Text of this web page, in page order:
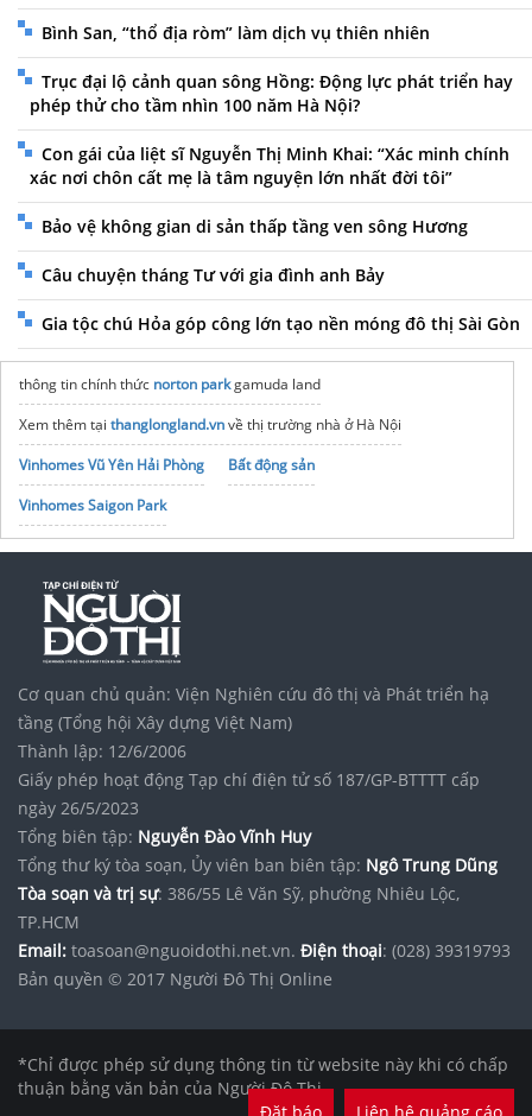
Bình San, “thổ địa ròm” làm dịch vụ thiên nhiên
Trục đại lộ cảnh quan sông Hồng: Động lực phát triển hay
phép thử cho tầm nhìn 100 năm Hà Nội?
Con gái của liệt sĩ Nguyễn Thị Minh Khai: “Xác minh chính
xác nơi chôn cất mẹ là tâm nguyện lớn nhất đời tôi”
Bảo vệ không gian di sản thấp tầng ven sông Hương
Câu chuyện tháng Tư với gia đình anh Bảy
Gia tộc chú Hỏa góp công lớn tạo nền móng đô thị Sài Gòn
thông tin chính thức norton parkgamuda land
Xem thêm tại thanglongland.vnvề thị trường nhà ở Hà Nội
Vinhomes Vũ Yên Hải Phòng
Bất động sản
Vinhomes Saigon Park
Tiện ích Vinhomes Global Gate Hạ Longcó gì?
Khám phá dự án
Vinhomes làng vân
noxh K Home Avenue Nhơn Trạch
kết cấu thép
Mái hiên di động giá bao nhiêu
Cỏ nhân tạoAnhphatgroup
Cơ quan chủ quản: Viện Nghiên cứu đô thị và Phát triển hạ
tầng (Tổng hội Xây dựng Việt Nam)
Thành lập: 12/6/2006
Giấy phép hoạt động Tạp chí điện tử số 187/GP-BTTTT cấp
ngày 26/5/2023
Tổng biên tập: Nguyễn Đào Vĩnh Huy
Tổng thư ký tòa soạn, Ủy viên ban biên tập: Ngô Trung Dũng
Tòa soạn và trị sự: 386/55 Lê Văn Sỹ, phường Nhiêu Lộc,
TP.HCM
Email: toasoan@nguoidothi.net.vn. Điện thoại: (028) 39319793
Bản quyền © 2017 Người Đô Thị Online
*Chỉ được phép sử dụng thông tin từ website này khi có chấp
thuận bằng văn bản của Người Đô Thị.